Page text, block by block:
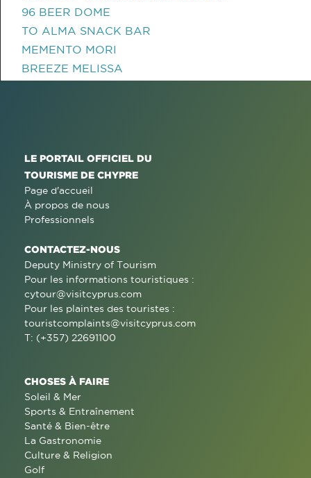
96 BEER DOME
TO ALMA SNACK BAR
MEMENTO MORI
BREEZE MELISSA
LE PORTAIL OFFICIEL DU
TOURISME DE CHYPRE
Page d'accueil
À propos de nous
Professionnels
CONTACTEZ-NOUS
Deputy Ministry of Tourism
Pour les informations touristiques :
cytour@visitcyprus.com
Pour les plaintes des touristes :
touristcomplaints@visitcyprus.com
T: (+357) 22691100
CHOSES À FAIRE
Soleil & Mer
Sports & Entraînement
Santé & Bien-être
La Gastronomie
Culture & Religion
Golf